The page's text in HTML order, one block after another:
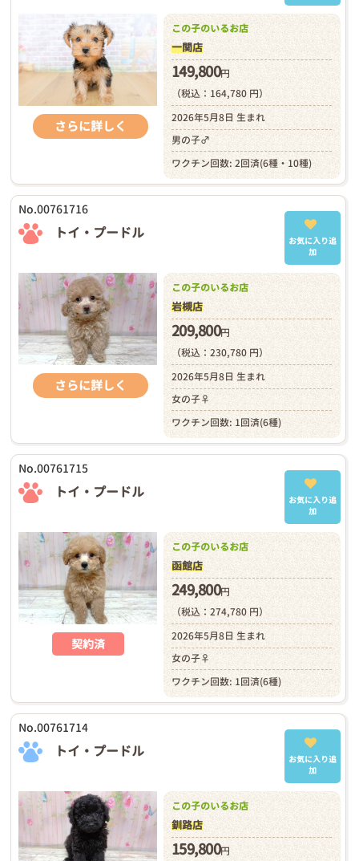
さらに詳しく
この子のいるお店
一関店
149,800円
（税込：164,780 円）
2026年5月8日 生まれ
男の子♂
ワクチン回数: 2回済(6種・10種)
No.00761716
トイ・プードル
お気に入り追
加
さらに詳しく
この子のいるお店
岩槻店
209,800円
（税込：230,780 円）
2026年5月8日 生まれ
女の子♀
ワクチン回数: 1回済(6種)
No.00761715
トイ・プードル
お気に入り追
加
契約済
この子のいるお店
函館店
249,800円
（税込：274,780 円）
2026年5月8日 生まれ
女の子♀
ワクチン回数: 1回済(6種)
No.00761714
トイ・プードル
お気に入り追
加
この子のいるお店
釧路店
159,800円